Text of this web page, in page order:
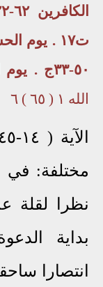
ت١٧ . يوم الحساب ١١٤-٣٢ت .
٥٠-٣٣ج . يوم الحساب ١١٤-٣٢ج .
الله ١ ( ٦٥ ) ٦
مختلفة: في
نظرا لقلة
بداية
انتصارا